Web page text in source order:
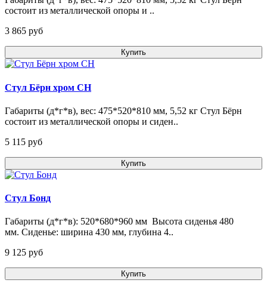
состоит из металлической опоры и ..
3 865 pуб
Купить
Стул Бёрн хром CH
Габариты (д*г*в), вес: 475*520*810 мм, 5,52 кг Стул Бёрн
состоит из металлической опоры и сиден..
5 115 pуб
Купить
Стул Бонд
Габариты (д*г*в): 520*680*960 мм Высота сиденья 480
мм. Сиденье: ширина 430 мм, глубина 4..
9 125 pуб
Купить